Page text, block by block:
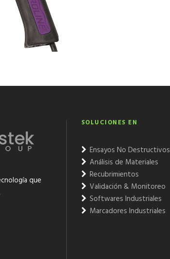
que
SOLUCIONES EN
Ensayos No Destructivos
Análisis de Materiales
Recubrimientos
Validación & Monitoreo
Softwares Industriales
Marcadores Industriales